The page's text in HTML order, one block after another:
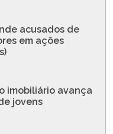
acusados de
em ações
imobiliário avança
jovens